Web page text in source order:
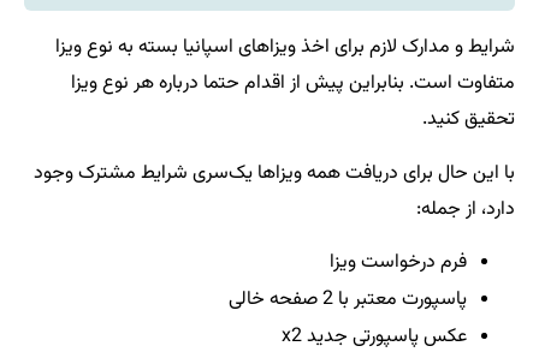
شرایط و مدارک لازم برای اخذ ویزاهای اسپانیا بسته به نوع ویزا
متفاوت است. بنابراین پیش از اقدام حتما درباره هر نوع ویزا
تحقیق کنید.
با این حال برای دریافت همه ویزاها یک‌سری شرایط مشترک وجود
دارد، از جمله:
فرم درخواست ویزا
پاسپورت معتبر با 2 صفحه خالی
عکس پاسپورتی جدید x2